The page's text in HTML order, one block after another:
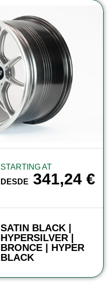
STARTING AT
DESDE
341,24€
SATIN BLACK |
HYPERSILVER |
BRONCE | HYPER
BLACK